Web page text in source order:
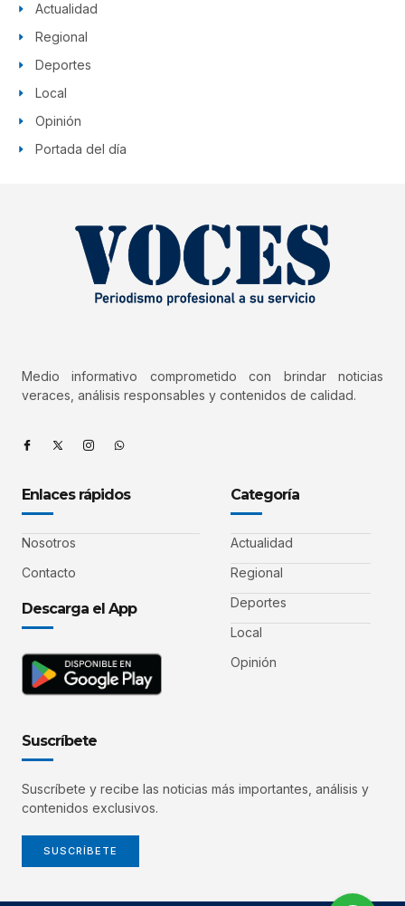
Actualidad
Regional
Deportes
Local
Opinión
Portada del día
Medio informativo comprometido con brindar noticias
veraces, análisis responsables y contenidos de calidad.
Enlaces rápidos
Nosotros
Contacto
Descarga el App
Categoría
Actualidad
Regional
Deportes
Local
Opinión
Suscríbete
Suscríbete y recibe las noticias más importantes, análisis y
contenidos exclusivos.
SUSCRÍBETE